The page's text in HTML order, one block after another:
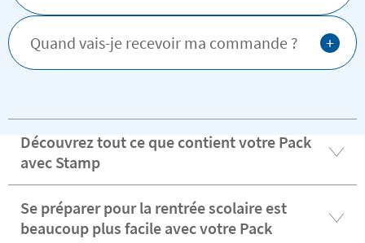
Quand vais-je recevoir ma commande ? +
Découvrez tout ce que contient votre Pack
avec Stamp
Se préparer pour la rentrée scolaire est
beaucoup plus facile avec votre Pack